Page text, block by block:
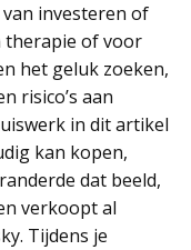
investeren of
therapie of voor
het geluk zoeken,
risico’s aan
in dit artikel
kan kopen,
dat beeld,
verkoopt al
Tijdens je